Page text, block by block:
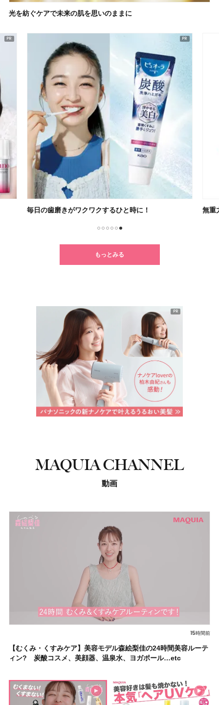
光を紡ぐケアで未来の肌を思いのままに
無重力感が癖になるSUQQU新リップ 新ル
もっとみる
PR
MAQUIA CHANNEL
動画
15時間前
【むくみ・くすみケア】美容モデル森絵梨佳の24時間美容ルーテ
ィン? 炭酸コスメ、美顔器、温泉水、ヨガポール…etc